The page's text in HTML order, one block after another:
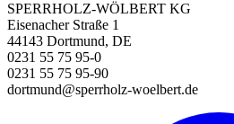
SPERRHOLZ-WÖLBERT KG
Eisenacher Straße 1
44143 Dortmund, DE
0231 55 75 95-0
0231 55 75 95-90
dortmund@sperrholz-woelbert.de